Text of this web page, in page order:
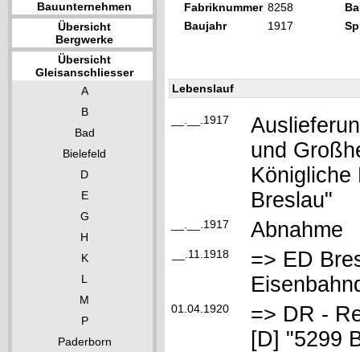
Bauunternehmen
Übersicht
Bergwerke
Übersicht
Gleisanschliesser
A
B
Bad
Bielefeld
D
E
G
H
K
L
M
P
Paderborn
Fabriknummer 8258
Baujahr
1917
Lebenslauf
__.__.1917
und
Königliche
Breslau"
__.__.1917 Abnahme
__.11.1918
=> ED
01.04.1920
=> DR -
[D] "5299